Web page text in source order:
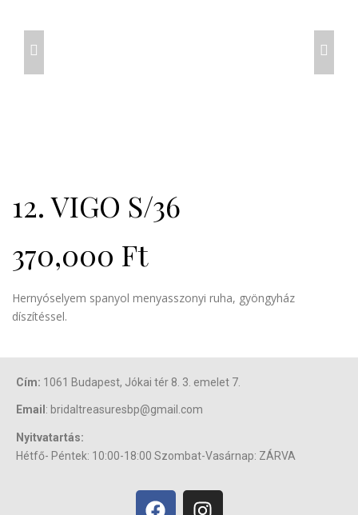
prev next
12. VIGO S/36
370,000 Ft
Hernyóselyem spanyol menyasszonyi ruha, gyöngyház
díszítéssel.
Cím: 1061 Budapest, Jókai tér 8. 3. emelet 7.
Email : bridaltreasuresbp@gmail.com
Nyitvatartás:
Hétfő- Péntek: 10:00-18:00 Szombat-Vasárnap: ZÁRVA